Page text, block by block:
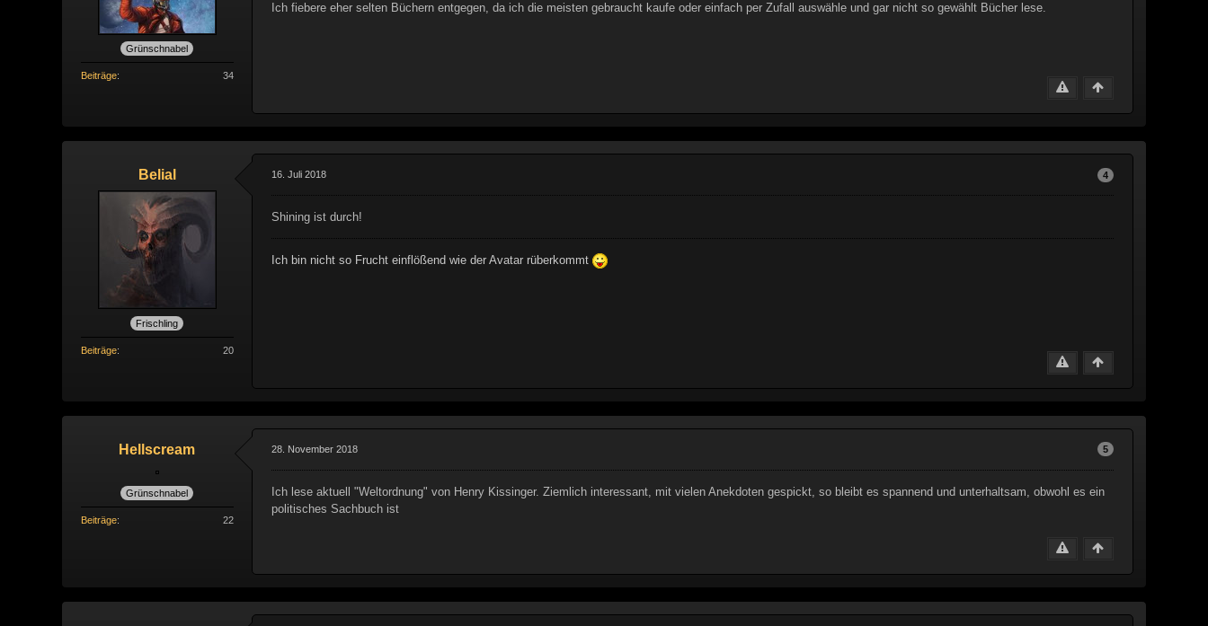
Grünschnabel
Beiträge 34
Ich fiebere eher selten Büchern entgegen, da ich die meisten gebraucht kaufe oder einfach per Zufall auswähle und gar nicht so gewählt Bücher lese.
Belial
Frischling
Beiträge 20
4
16. Juli 2018
Shining ist durch!
Ich bin nicht so Frucht einflößend wie der Avatar rüberkommt
Hellscream
Grünschnabel
Beiträge 22
5
28. November 2018
Ich lese aktuell "Weltordnung" von Henry Kissinger. Ziemlich interessant, mit vielen Anekdoten gespickt, so bleibt es spannend und unterhaltsam, obwohl es ein
politisches Sachbuch ist